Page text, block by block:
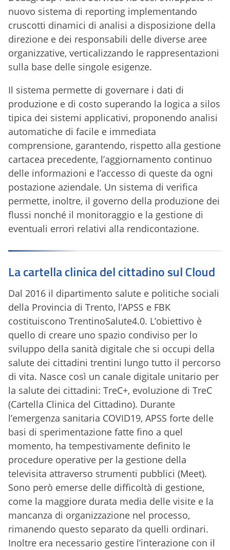
nuovo sistema di reporting implementando
cruscotti dinamici di analisi a disposizione della
direzione e dei responsabili delle diverse aree
organizzative, verticalizzando le rappresentazioni
sulla base delle singole esigenze.
Il sistema permette di governare i dati di
produzione e di costo superando la logica a silos
tipica dei sistemi applicativi, proponendo analisi
automatiche di facile e immediata
comprensione, garantendo, rispetto alla gestione
cartacea precedente, l’aggiornamento continuo
delle informazioni e l’accesso di queste da ogni
postazione aziendale. Un sistema di verifica
permette, inoltre, il governo della produzione dei
flussi nonché il monitoraggio e la gestione di
eventuali errori relativi alla rendicontazione.
La cartella clinica del cittadino sul Cloud
Dal 2016 il dipartimento salute e politiche sociali
della Provincia di Trento, l’APSS e FBK
costituiscono TrentinoSalute4.0. L’obiettivo è
quello di creare uno spazio condiviso per lo
sviluppo della sanità digitale che si occupi della
salute dei cittadini trentini lungo tutto il percorso
di vita. Nasce così un canale digitale unitario per
la salute dei cittadini: TreC+, evoluzione di TreC
(Cartella Clinica del Cittadino). Durante
l’emergenza sanitaria COVID19, APSS forte delle
basi di sperimentazione fatte fino a quel
momento, ha tempestivamente definito le
procedure operative per la gestione della
televisita attraverso strumenti pubblici (Meet).
Sono però emerse delle difficoltà di gestione,
come la maggiore durata media delle visite e la
mancanza di organizzazione nel processo,
rimanendo questo separato da quelli ordinari.
Inoltre era necessario gestire l’interazione con il